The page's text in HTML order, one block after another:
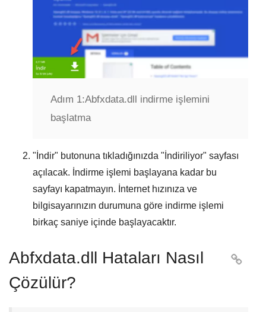
Adım 1:Abfxdata.dll indirme işlemini
başlatma
" İndir" butonuna tıkladığınızda " İndiriliyor" sayfası
açılacak. İndirme işlemi başlayana kadar bu
sayfayı kapatmayın. İnternet hızınıza ve
bilgisayarınızın durumuna göre indirme işlemi
birkaç saniye içinde başlayacaktır.
Abfxdata.dll Hataları Nasıl
Çözülür?
